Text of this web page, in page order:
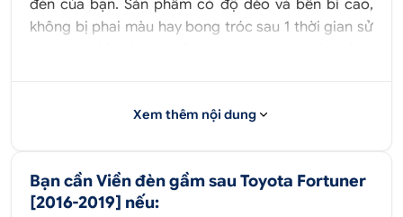
đèn của bạn. Sản phẩm có độ dẻo và bền bỉ cao,
không bị phai màu hay bong tróc sau 1 thời gian sử
theo xe, có tỉ lệ khớp hoàn toàn với đèn, không có
keo chính hãng, bạn có thể tự lắp đặt tại nhà nhanh
chóng.
Xem thêm nội dung
Bạn cần Viền đèn gầm sau Toyota Fortuner
[2016-2019] nếu: